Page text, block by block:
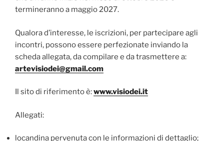
termineranno a maggio 2027.
Qualora d’interesse, le iscrizioni, per partecipare agli
incontri, possono essere perfezionate inviando la
scheda allegata, da compilare e da trasmettere a:
artevisiodei@gmail.com
Il sito di riferimento è:www.visiodei.it
Allegati:
locandina pervenuta con le informazioni di dettaglio;